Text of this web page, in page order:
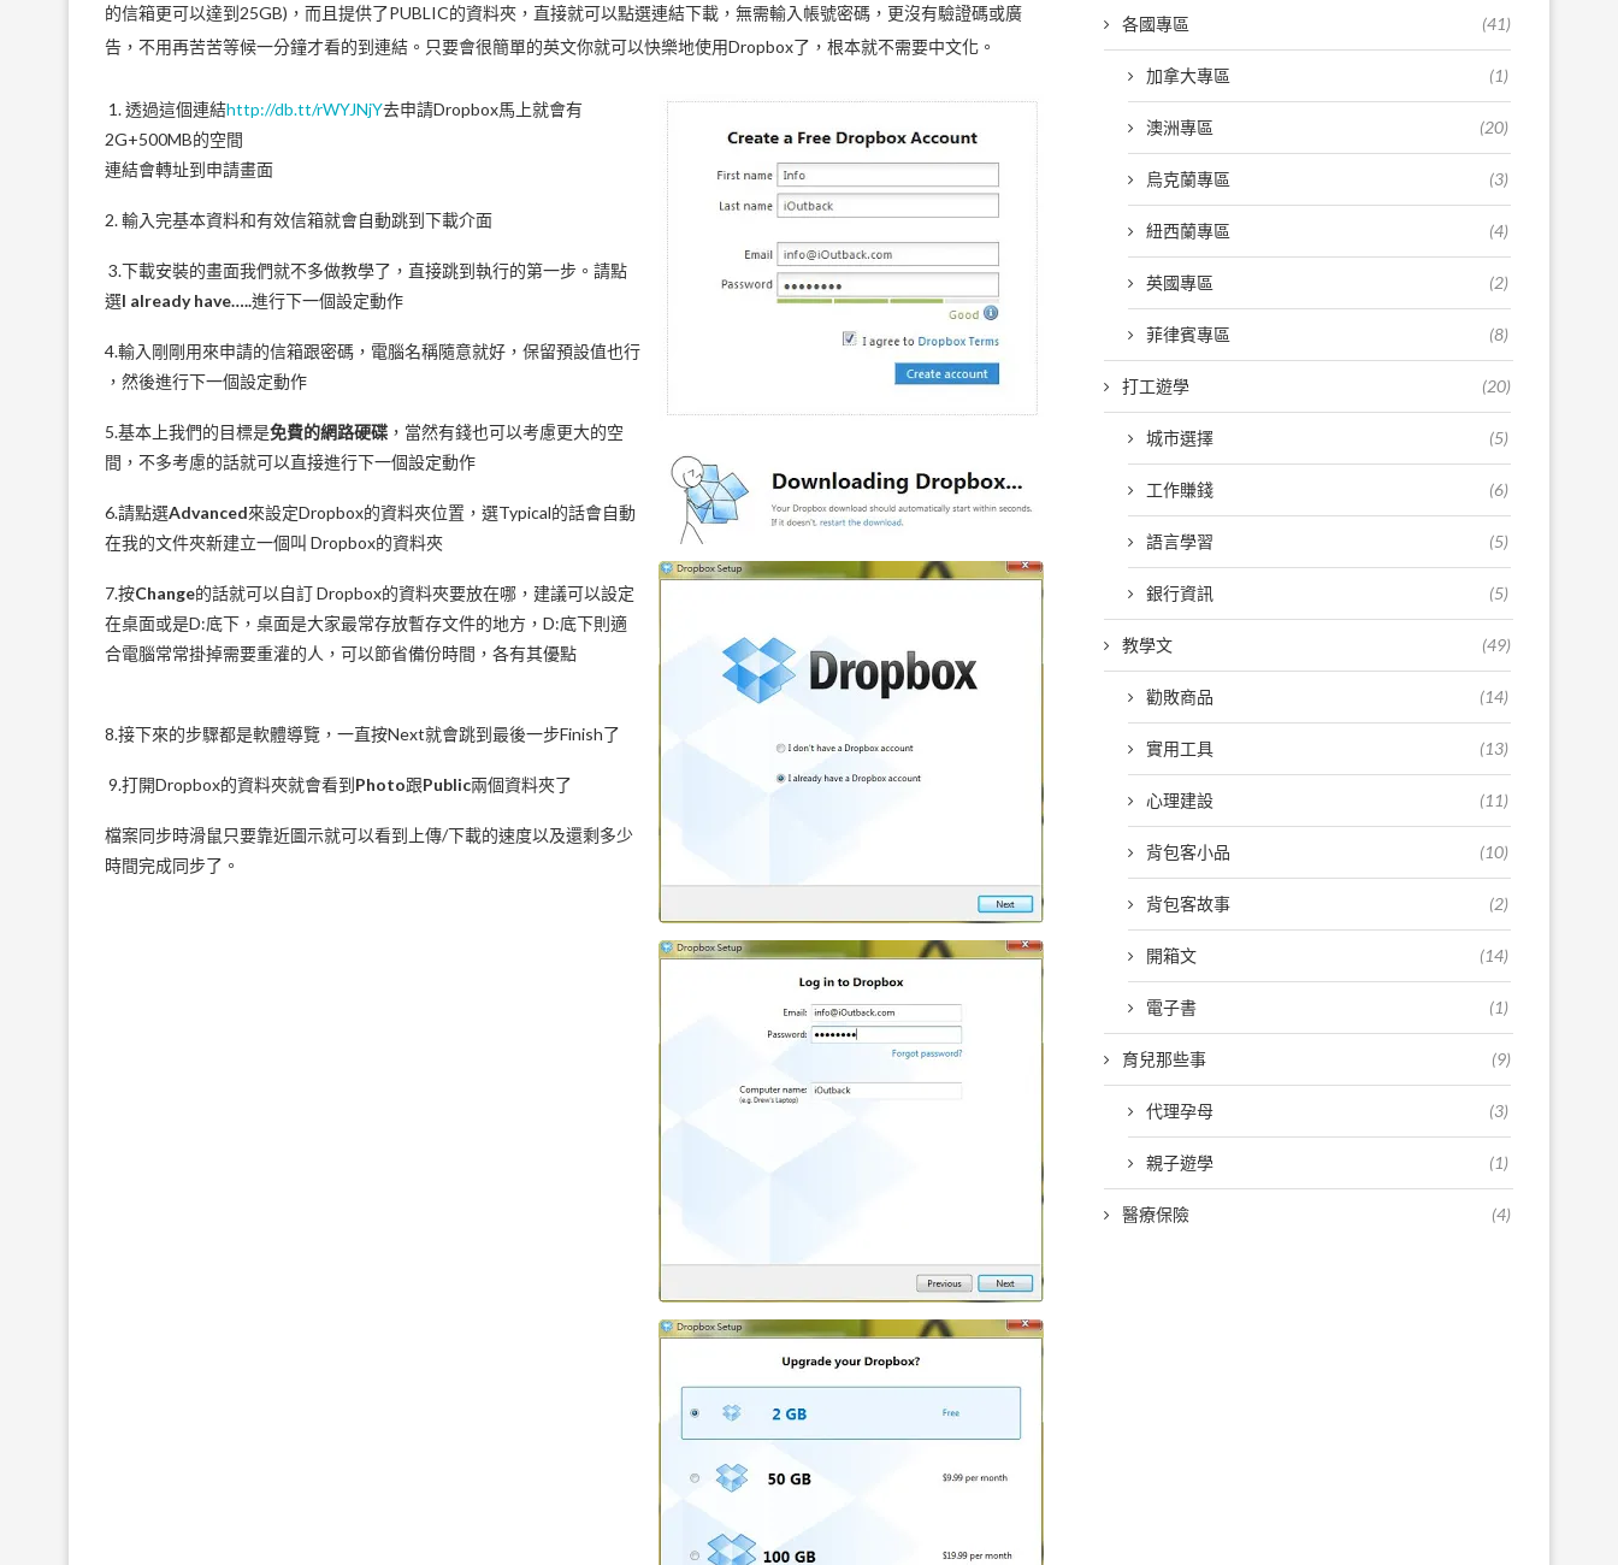
的信箱更可以達到25GB)，而且提供了PUBLIC的資料夾，直接就可以點選連結下載，無需輸入帳號密碼，更沒有驗證碼或廣
告，不用再苦苦等候一分鐘才看的到連結。只要會很簡單的英文你就可以快樂地使用Dropbox了，根本就不需要中文化。
1. 透過這個連結http://db.tt/rWYJNjY去申請Dropbox馬上就會有
2G+500MB的空間
連結會轉址到申請畫面
2. 輸入完基本資料和有效信箱就會自動跳到下載介面
3.下載安裝的畫面我們就不多做教學了，直接跳到執行的第一步。請點
選I already have…..進行下一個設定動作
4.輸入剛剛用來申請的信箱跟密碼，電腦名稱隨意就好，保留預設值也行
，然後進行下一個設定動作
5.基本上我們的目標是免費的網路硬碟 ，當然有錢也可以考慮更大的空
間，不多考慮的話就可以直接進行下一個設定動作
6.請點選Advanced來設定Dropbox的資料夾位置，選Typical的話會自動
在我的文件夾新建立一個叫 Dropbox的資料夾
7.按Change的話就可以自訂 Dropbox的資料夾要放在哪，建議可以設定
在桌面或是D:底下，桌面是大家最常存放暫存文件的地方，D:底下則適
合電腦常常掛掉需要重灌的人，可以節省備份時間，各有其優點
8.接下來的步驟都是軟體導覽，一直按Next就會跳到最後一步Finish了
9.打開Dropbox的資料夾就會看到Photo跟Public兩個資料夾了
檔案同步時滑鼠只要靠近圖示就可以看到上傳/下載的速度以及還剩多少
時間完成同步了。
各國專區 (41)
加拿大專區 (1)
澳洲專區 (20)
烏克蘭專區 (3)
紐西蘭專區 (4)
英國專區 (2)
菲律賓專區 (8)
打工遊學 (20)
城市選擇 (5)
工作賺錢 (6)
語言學習 (5)
銀行資訊 (5)
教學文 (49)
勸敗商品 (14)
實用工具 (13)
心理建設 (11)
背包客小品 (10)
背包客故事 (2)
開箱文 (14)
電子書 (1)
育兒那些事 (9)
代理孕母 (3)
親子遊學 (1)
醫療保險 (4)